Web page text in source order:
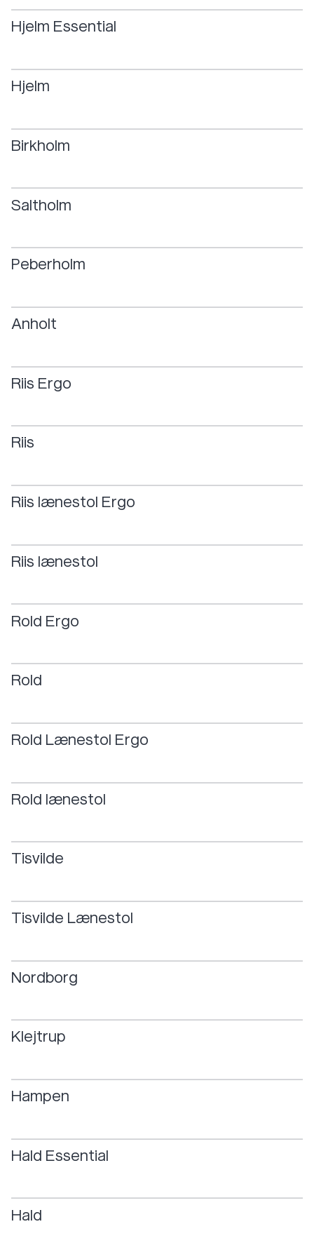
Hjelm Essential
Hjelm
Birkholm
Saltholm
Peberholm
Anholt
Riis Ergo
Riis
Riis lænestol Ergo
Riis lænestol
Rold Ergo
Rold
Rold Lænestol Ergo
Rold lænestol
Tisvilde
Tisvilde Lænestol
Nordborg
Klejtrup
Hampen
Hald Essential
Hald